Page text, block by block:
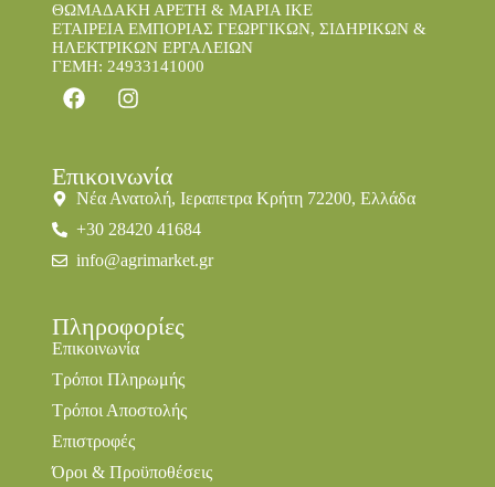
ΘΩΜΑΔΑΚΗ ΑΡΕΤΗ & ΜΑΡΙΑ IKE
ΕΤΑΙΡΕΙΑ ΕΜΠΟΡΙΑΣ ΓΕΩΡΓΙΚΩΝ, ΣΙΔΗΡΙΚΩΝ &
ΗΛΕΚΤΡΙΚΩΝ ΕΡΓΑΛΕΙΩΝ
ΓΕΜΗ: 24933141000
Επικοινωνία
Νέα Ανατολή, Ιεραπετρα Κρήτη 72200, Ελλάδα
+30 28420 41684
info@agrimarket.gr
Πληροφορίες
Επικοινωνία
Τρόποι Πληρωμής
Τρόποι Αποστολής
Επιστροφές
Όροι & Προϋποθέσεις